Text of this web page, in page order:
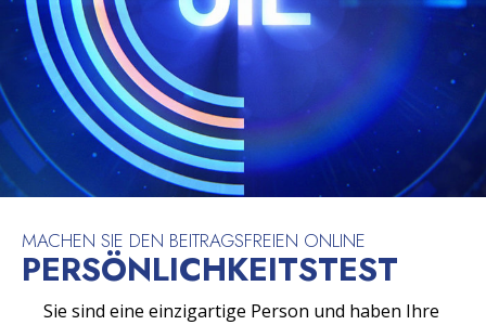
MACHEN SIE DEN BEITRAGSFREIEN ONLINE
PERSÖNLICHKEITSTEST
Sie sind eine einzigartige Person und haben Ihre